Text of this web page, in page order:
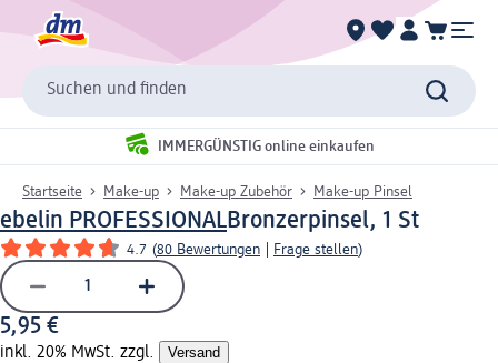
Suchen und finden
IMMERGÜNSTIG online einkaufen
Startseite Make-up Make-up Zubehör Make-up Pinsel
ebelin PROFESSIONALBronzerpinsel, 1 St
4.7 (80 Bewertungen Frage stellen)
5,95 €
inkl. 20% MwSt. zzgl. Versand